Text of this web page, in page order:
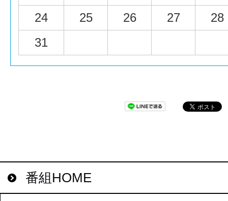
24
25 26 27
28
31
番組HOME